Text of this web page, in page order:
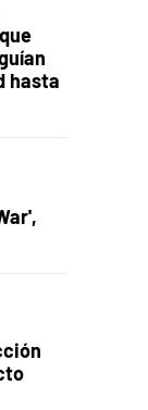
hasta